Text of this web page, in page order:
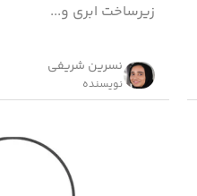
زیرساخت ابری و...
نسرین شریفی
نویسنده